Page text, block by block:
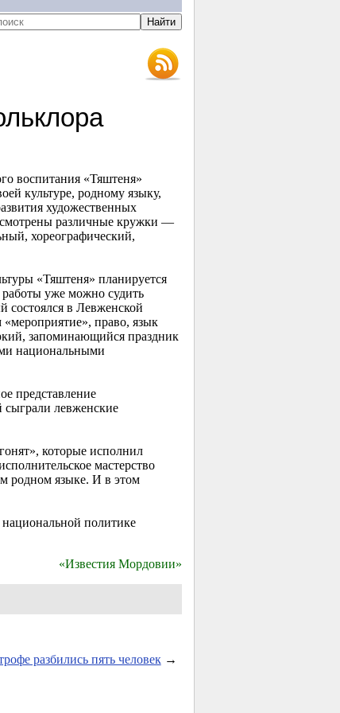
воспитания «Тяштеня»
культуре, родному языку,
художественных
различные кружки —
хореографический,
«Тяштеня» планируется
уже можно судить
состоялся в Левженской
право, язык
запоминающийся праздник
национальными
представление
сыграли левженские
которые исполнил
мастерство
родном языке. И в этом
политике
«Известия Мордовии»
разбились пять человек→